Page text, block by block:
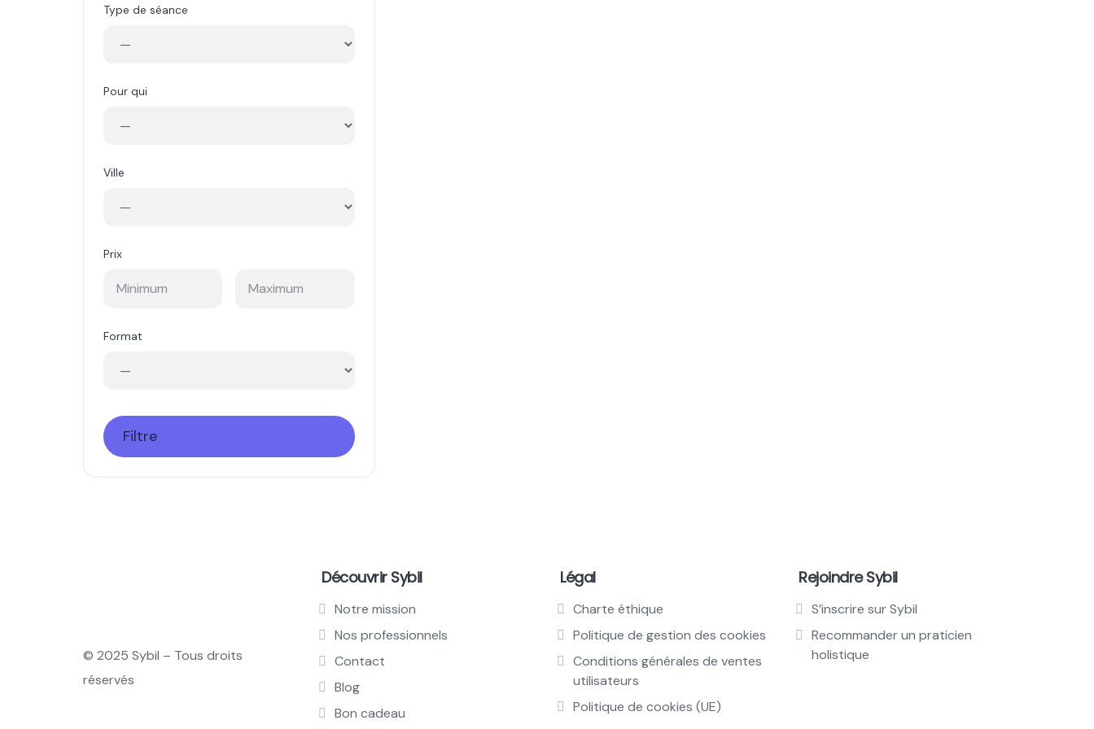
Type de séance
Pour qui
Ville
Prix
Format
Filtre
© 2025 Sybil – Tous droits
réservés
Découvrir Sybil
Notre mission
Nos professionnels
Contact
Blog
Bon cadeau
Légal
Charte éthique
Politique de gestion des cookies
Conditions générales de ventes
utilisateurs
Politique de cookies (UE)
Rejoindre Sybil
S’inscrire sur Sybil
Recommander un praticien
holistique